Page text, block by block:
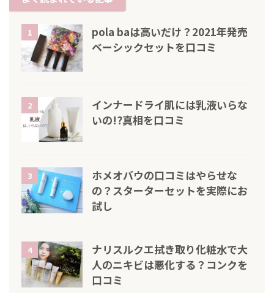
1
pola baは高いだけ？2021年発売
ベーシックセットを口コミ
2
インナードライ肌には乳液いらな
いの!?真相を口コミ
3
ホメオバウの口コミはやらせな
の？スターターセットを実際にお
試し
4
ナリスルクエ拭き取り化粧水で大
人のニキビは悪化する？コンクを
口コミ